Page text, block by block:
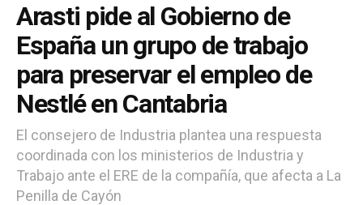
Arasti pide al Gobierno de
España un grupo de trabajo
para preservar el empleo de
Nestlé en Cantabria
El consejero de Industria plantea una respuesta
coordinada con los ministerios de Industria y
Trabajo ante el ERE de la compañía, que afecta a La
Penilla de Cayón